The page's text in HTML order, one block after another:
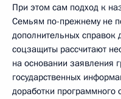
При этом сам подход к
Семьям по-прежнему не
дополнительных справок
соцзащиты рассчитают
на основании заявления
государственных
доработки программного